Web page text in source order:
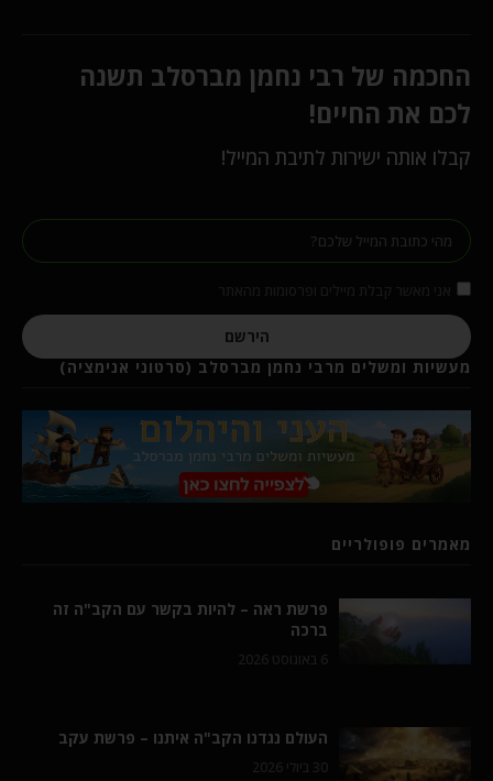
החכמה של רבי נחמן מברסלב תשנה
לכם את החיים!
קבלו אותה ישירות לתיבת המייל!
הירשם
מעשיות ומשלים מרבי נחמן מברסלב (סרטוני אנימציה)
מאמרים פופולריים
פרשת ראה – להיות בקשר עם הקב"ה זה
ברכה
6 באוגוסט 2026
העולם נגדנו הקב"ה איתנו – פרשת עקב
30 ביולי 2026